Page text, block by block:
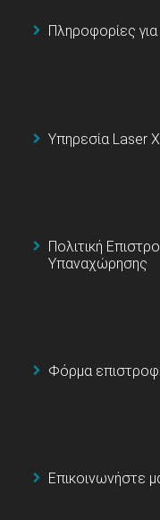
Πληροφορίες
Υπηρεσία Laser
Πολιτική
Υπαναχώρησης
Φόρμα
Επικοινωνήστε